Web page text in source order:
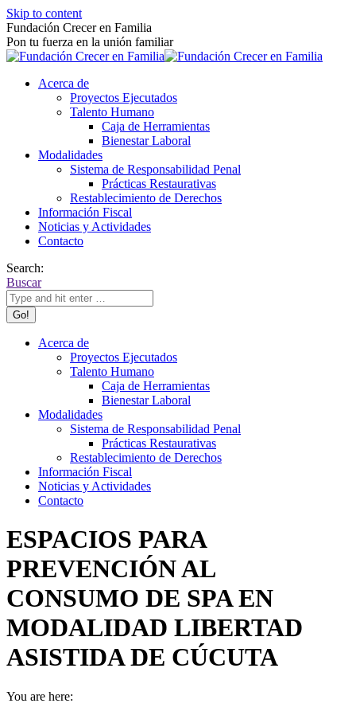
Skip to content
Fundación Crecer en Familia
Pon tu fuerza en la unión familiar
Acerca de
Proyectos Ejecutados
Talento Humano
Caja de Herramientas
Bienestar Laboral
Modalidades
Sistema de Responsabilidad Penal
Prácticas Restaurativas
Restablecimiento de Derechos
Información Fiscal
Noticias y Actividades
Contacto
Search:
Buscar
Acerca de
Proyectos Ejecutados
Talento Humano
Caja de Herramientas
Bienestar Laboral
Modalidades
Sistema de Responsabilidad Penal
Prácticas Restaurativas
Restablecimiento de Derechos
Información Fiscal
Noticias y Actividades
Contacto
ESPACIOS PARA
PREVENCIÓN AL
CONSUMO DE SPA EN
MODALIDAD LIBERTAD
ASISTIDA DE CÚCUTA
You are here: